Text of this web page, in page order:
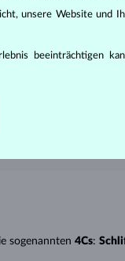
sogenannten 4Cs:
unsere Website und
beeinträchtigen